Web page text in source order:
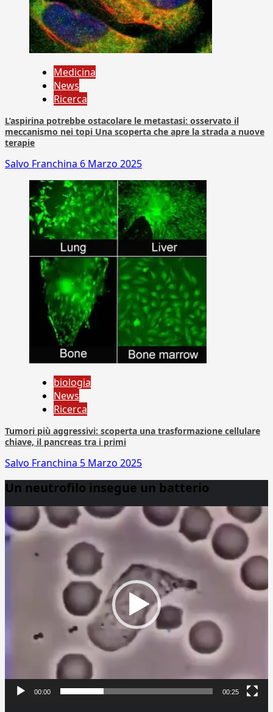
Medicina
News
Ricerca
L’aspirina potrebbe ostacolare le metastasi: osservato il
meccanismo nei topi Una scoperta che apre la strada a nuove
terapie
Salvo Franchina 6 Marzo 2025
biologia
News
Ricerca
Tumori più aggressivi: scoperta una trasformazione cellulare
chiave, il pancreas tra i primi
Salvo Franchina 5 Marzo 2025
Un neutrofilo insegue un batterio
Player
00:00 00:25